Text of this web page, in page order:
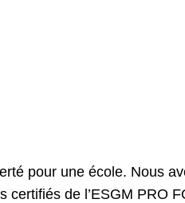
pour une école. Nous
de l’ESGM PRO